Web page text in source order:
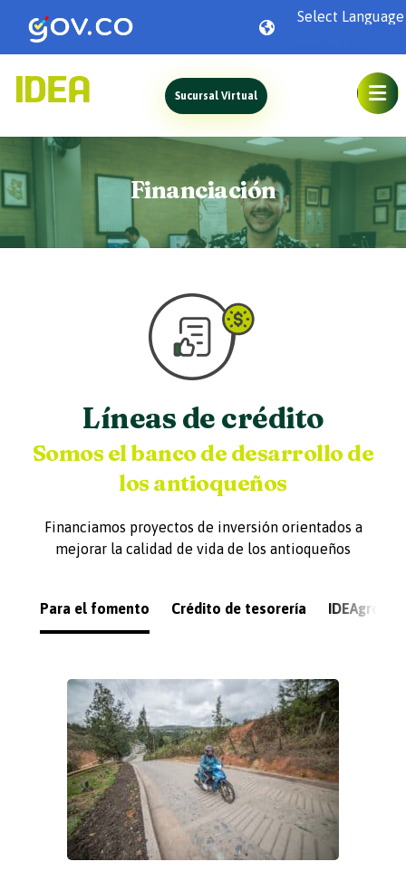
Sucursal Virtual
Financiación
Líneas de crédito
Somos el banco de desarrollo de
los antioqueños
Financiamos proyectos de inversión orientados a
mejorar la calidad de vida de los antioqueños
Para el fomento Crédito de tesorería IDEAgro